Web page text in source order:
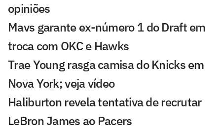
opiniões
Mavs garante ex-número 1 do Draft em
troca com OKC e Hawks
Trae Young rasga camisa do Knicks em
Nova York; veja vídeo
Haliburton revela tentativa de recrutar
LeBron James ao Pacers